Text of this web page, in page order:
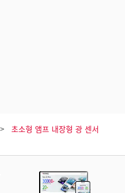
초소형 앰프 내장형 광 센서